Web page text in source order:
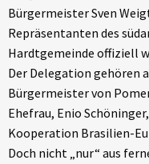
Bürgermeister Sven
Repräsentanten des
Hardtgemeinde offiziell
Der Delegation gehören
Bürgermeister von
Ehefrau, Enio
Kooperation Brasilien-
Doch nicht „nur“ aus